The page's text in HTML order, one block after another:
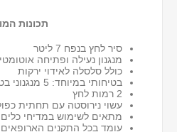
תכונות
סיר לחץ בנפח 7 ליטר
מנגנון נעילה ופתיחה
כולל סלסלה לאידוי ירקות
בטיחותי במיוחד: 5 מנגנוני בטיחות שונים
2 רמות לחץ
עשוי נירוסטה עם תחתית
מתאים לשימוש במדיחי כלים
עומד בכל התקנים הארופאים